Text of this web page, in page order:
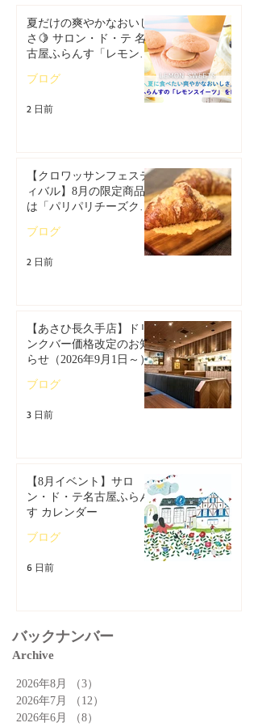
夏だけの爽やかなおいし
さ🍋 サロン・ド・テ 名
古屋ふらんす「レモンス
ブログ
2 日前
【クロワッサンフェステ
ィバル】8月の限定商品
は「パリパリチーズクロ
ブログ
2 日前
【あさひ長久手店】ドリ
ンクバー価格改定のお知
らせ（2026年9月1日～）
ブログ
3 日前
【8月イベント】サロ
ン・ド・テ名古屋ふらん
す カレンダー
ブログ
6 日前
バックナンバー
Archive
2026年8月 （3）
2026年7月
（12）
2026年6月
（8）